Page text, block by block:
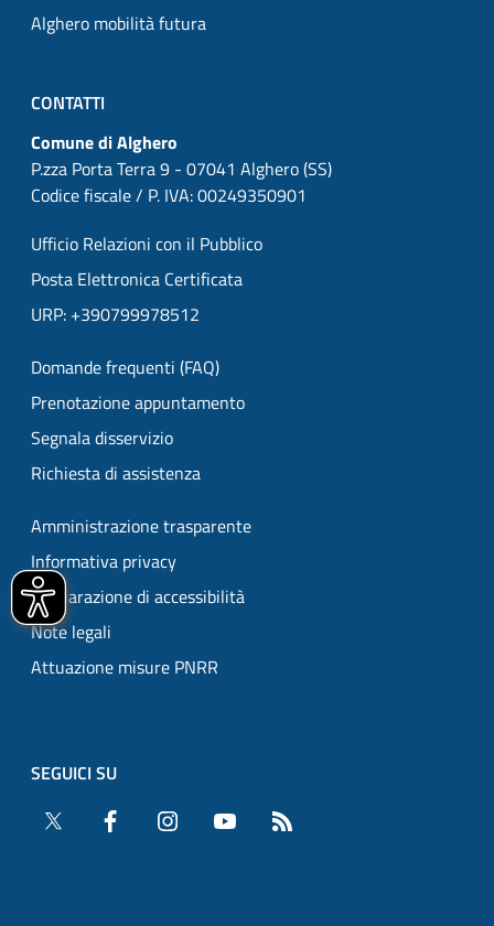
Alghero mobilità futura
CONTATTI
Comune di Alghero
P.zza Porta Terra 9 - 07041 Alghero (SS)
Codice fiscale / P. IVA: 00249350901
Ufficio Relazioni con il Pubblico
Posta Elettronica Certificata
URP: +390799978512
Domande frequenti (FAQ)
Prenotazione appuntamento
Segnala disservizio
Richiesta di assistenza
Amministrazione trasparente
Informativa privacy
Dichiarazione di accessibilità
Note legali
Attuazione misure PNRR
SEGUICI SU
Twitter
Facebook Instagram YouTube